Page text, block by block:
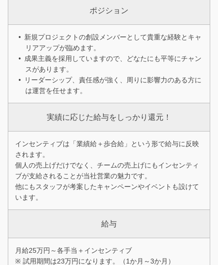
ポジション
新規プロジェクトの創設メンバーとして貴重な経験とキャ
リアアップが臨めます。
成果主義を採用していますので、どなたにも平等にチャン
スがあります。
リーダーシップ、責任感が強く、周りに影響力のある方に
は運営を任せます。
実績に応じた給与をしっかり還元！
インセンティブは「業績給＋歩合給」という形で給与に反映
されます。
個人の売上げだけでなく、チームの売上げにもインセンティ
ブが支給されることが当社営業の魅力です。
他にもスタッフが考案したキャンペーンやイベントも設けて
います。
給与
月給25万円～各手当＋インセンティブ
※ 試用期間は23万円になります。（1か月～3か月）